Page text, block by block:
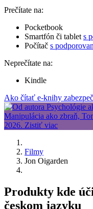
Prečítate na:
Pocketbook
Smartfón či tablet s
Počítač s
Neprečítate na:
Kindle
Ako čítať e-knihy
Filmy
Jon Oigarden
Produkty kde
českom jazyku